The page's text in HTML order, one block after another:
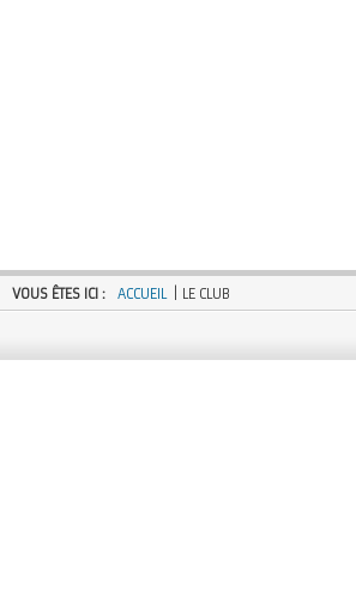
VOUS ÊTES ICI : ACCUEIL | LE CLUB